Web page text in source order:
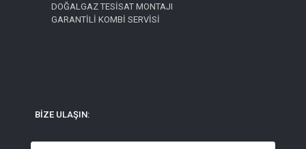
DOĞALGAZ TESİSAT MONTAJI
GARANTİLİ KOMBİ SERVİSİ
BİZE ULAŞIN: